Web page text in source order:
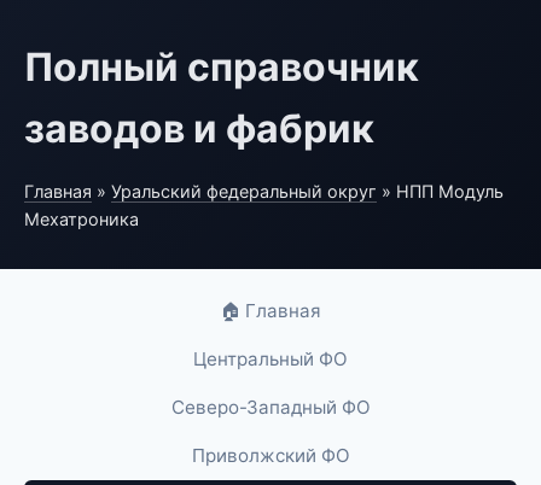
Полный справочник
заводов и фабрик
Главная » Уральский федеральный округ » НПП Модуль
Мехатроника
🏠 Главная
Центральный ФО
Северо-Западный ФО
Приволжский ФО